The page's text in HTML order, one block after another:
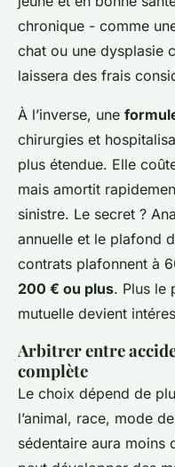
chronique - comme
chat ou une dysplasie
laissera des frais
À l’inverse, une
chirurgies et
plus étendue. Elle
mais amortit
sinistre. Le secret ?
annuelle et le plafond
contrats plafonnent à
200 € ou plus. Plus le
mutuelle devient
Arbitrer entre
complète
Le choix dépend de
l’animal, race, mode
sédentaire aura moins